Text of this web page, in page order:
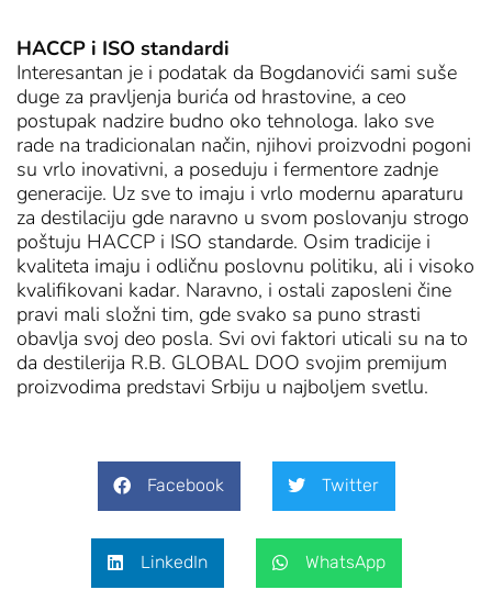
HACCP i ISO standardi
Interesantan je i podatak da Bogdanovići sami suše
duge za pravljenja burića od hrastovine, a ceo
postupak nadzire budno oko tehnologa. Iako sve
rade na tradicionalan način, njihovi proizvodni pogoni
su vrlo inovativni, a poseduju i fermentore zadnje
generacije. Uz sve to imaju i vrlo modernu aparaturu
za destilaciju gde naravno u svom poslovanju strogo
poštuju HACCP i ISO standarde. Osim tradicije i
kvaliteta imaju i odličnu poslovnu politiku, ali i visoko
kvalifikovani kadar. Naravno, i ostali zaposleni čine
pravi mali složni tim, gde svako sa puno strasti
obavlja svoj deo posla. Svi ovi faktori uticali su na to
da destilerija R.B. GLOBAL DOO svojim premijum
proizvodima predstavi Srbiju u najboljem svetlu.
Facebook Twitter
LinkedIn WhatsApp